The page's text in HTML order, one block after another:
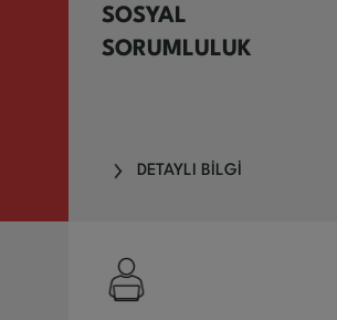
SOSYAL
SORUMLULUK
DETAYLI BİLGİ